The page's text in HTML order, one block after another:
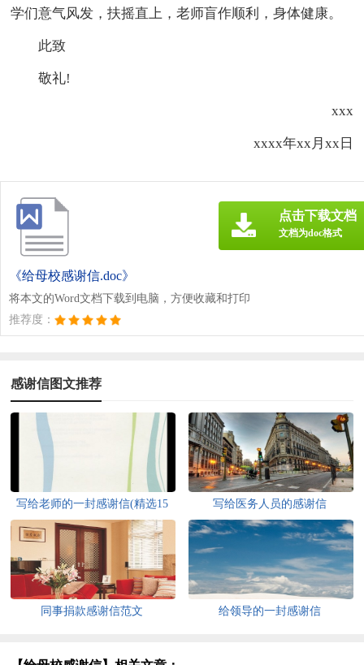
学们意气风发，扶摇直上，老师盲作顺利，身体健康。
此致
敬礼!
xxx
xxxx年xx月xx日
《给母校感谢信.doc》
将本文的Word文档下载到电脑，方便收藏和打印
推荐度：
点击下载文档
文档为doc格式
感谢信图文推荐
写给老师的一封感谢信(精选15
篇)
写给医务人员的感谢信
同事捐款感谢信范文 给领导的一封感谢信